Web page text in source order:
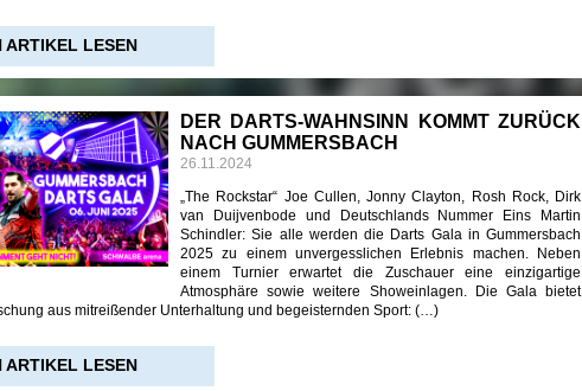
ARTIKEL LESEN
DER DARTS-WAHNSINN KOMMT ZURÜCK
NACH GUMMERSBACH
26.11.2024
„The Rockstar“ Joe Cullen, Jonny Clayton, Rosh Rock, Dirk
van Duijvenbode und Deutschlands Nummer Eins Martin
Schindler: Sie alle werden die Darts Gala in Gummersbach
2025 zu einem unvergesslichen Erlebnis machen. Neben
einem Turnier erwartet die Zuschauer eine einzigartige
Atmosphäre sowie weitere Showeinlagen. Die Gala bietet
aus mitreißender Unterhaltung und begeisternden Sport: (…)
ARTIKEL LESEN